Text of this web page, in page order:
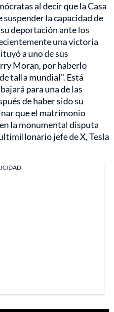
al decir que la Casa
la capacidad de
deportación ante los
una victoria
a uno de sus
Moran, por haberlo
talla mundial". Está
para una de las
de haber sido su
que el matrimonio
la monumental disputa
jefe de X, Tesla